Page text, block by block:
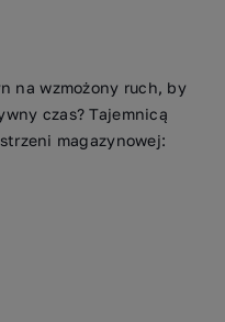
na wzmożony ruch, by
czas? Tajemnicą
magazynowej: